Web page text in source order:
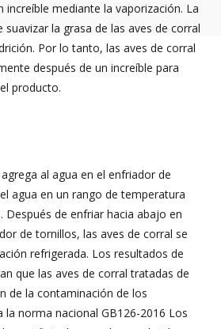
increíble mediante la vaporización. La
la grasa de las aves de corral
Por lo tanto, las aves de corral
después de un increíble para
producto.
al agua en el enfriador de
agua en un rango de temperatura
Después de enfriar hacia abajo en
de tornillos, las aves de corral se
refrigerada. Los resultados de
que las aves de corral tratadas de
de la contaminación de los
la norma nacional GB126-2016 Los